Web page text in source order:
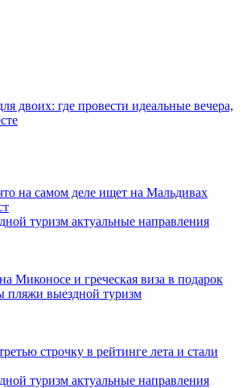
двоих: где провести идеальные вечера,
на самом деле ищет на Мальдивах
туризм актуальные направления
Миконосе и греческая виза в подарок
пляжи выездной туризм
строчку в рейтинге лета и стали
туризм актуальные направления